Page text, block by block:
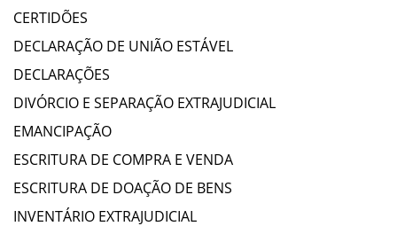
CERTIDÕES
DECLARAÇÃO DE UNIÃO ESTÁVEL
DECLARAÇÕES
DIVÓRCIO E SEPARAÇÃO EXTRAJUDICIAL
EMANCIPAÇÃO
ESCRITURA DE COMPRA E VENDA
ESCRITURA DE DOAÇÃO DE BENS
INVENTÁRIO EXTRAJUDICIAL